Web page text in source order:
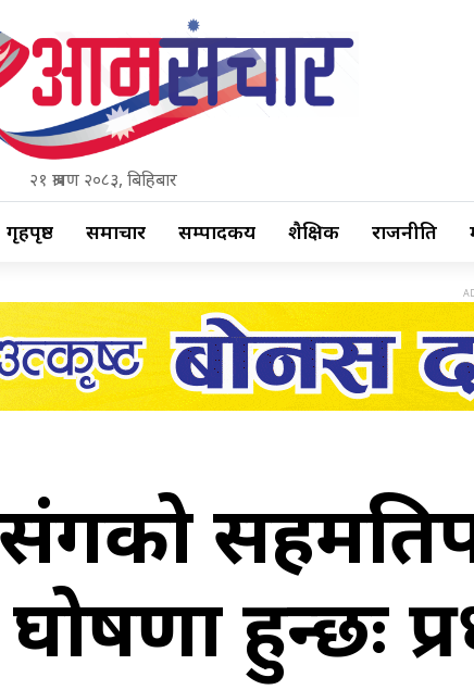
२१ श्रावण २०८३, बिहिबार
गृहपृष्ठ समाचार सम्पादकीय शैक्षिक राजनीति
हुन्छः